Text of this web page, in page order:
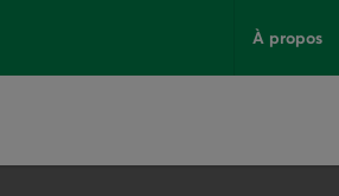
À propos